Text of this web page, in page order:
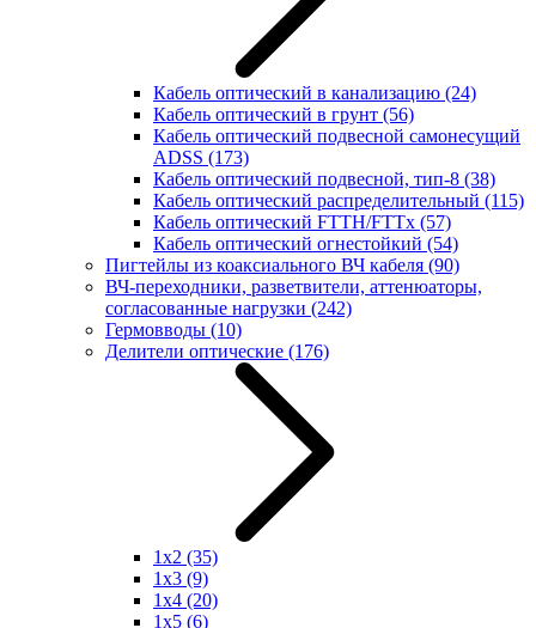
Кабель оптический в канализацию (24)
Кабель оптический в грунт (56)
Кабель оптический подвесной самонесущий
ADSS (173)
Кабель оптический подвесной, тип-8 (38)
Кабель оптический распределительный (115)
Кабель оптический FTTH/FTTx (57)
Кабель оптический огнестойкий (54)
Пигтейлы из коаксиального ВЧ кабеля (90)
ВЧ-переходники, разветвители, аттенюаторы,
согласованные нагрузки (242)
Гермовводы (10)
Делители оптические (176)
1x2 (35)
1x3 (9)
1x4 (20)
1x5 (6)